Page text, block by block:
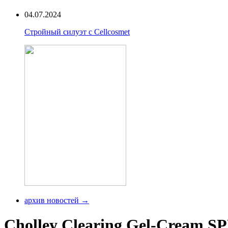
04.07.2024
Стройный силуэт с Cellcosmet
архив новостей →